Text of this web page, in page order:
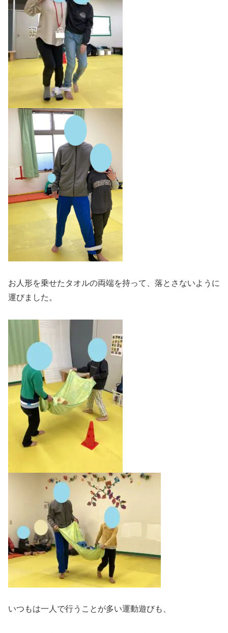
お人形を乗せたタオルの両端を持って、落とさないように
運びました。
いつもは一人で行うことが多い運動遊びも、